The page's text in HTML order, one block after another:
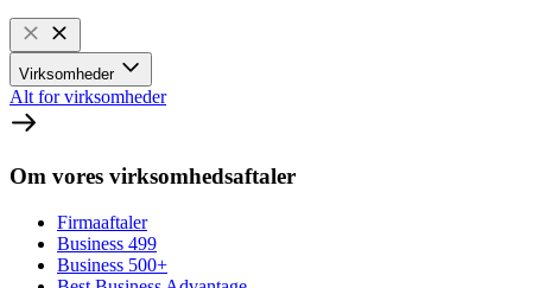
Virksomheder
Alt for virksomheder
Om vores virksomhedsaftaler
Firmaaftaler
Business 499
Business 500+